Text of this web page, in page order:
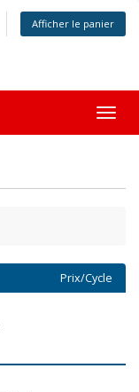
Afficher le panier
Prix/Cycle